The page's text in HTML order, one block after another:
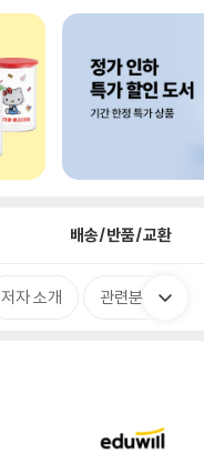
배송/반품/교환
저자 소개 관련분류